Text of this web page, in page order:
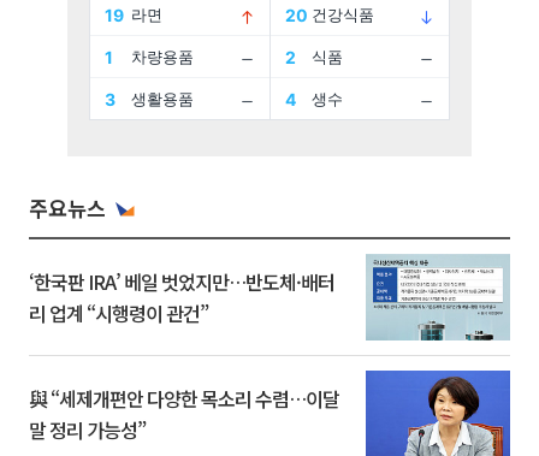
주요뉴스
‘한국판 IRA’ 베일 벗었지만…반도체·배터
리 업계 “시행령이 관건”
與 “세제개편안 다양한 목소리 수렴…이달
말 정리 가능성”